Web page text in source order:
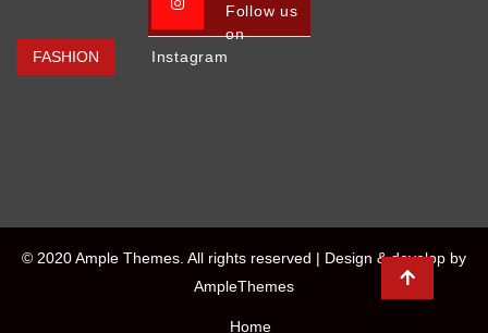
FASHION
Follow us
on
Instagram
© 2020 Ample Themes. All rights reserved | Design & develop by
AmpleThemes
Home